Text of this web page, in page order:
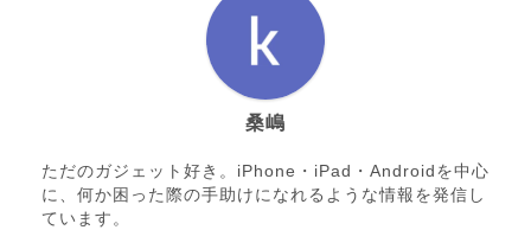
桑嶋
ただのガジェット好き。iPhone・iPad・Androidを中心
に、何か困った際の手助けになれるような情報を発信し
ています。